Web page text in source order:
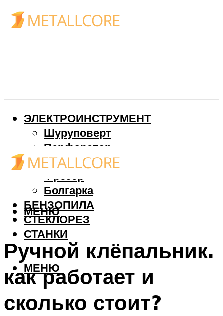
ЭЛЕКТРОИНСТРУМЕНТ
Шуруповерт
Перфоратор
Дрель
Фрезер
Болгарка
БЕНЗОПИЛА
СТЕКЛОРЕЗ
СТАНКИ
МЕНЮ
МЕНЮ
Ручной клёпальник.
как работает и
сколько стоит?